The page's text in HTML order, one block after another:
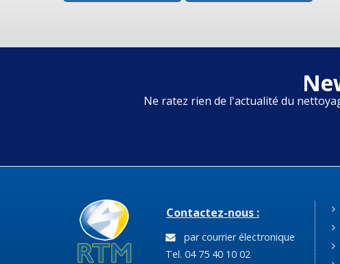
Ne ratez rien de l'actualité du
Contactez-nous :
par courrier électronique
Tel. 04 75 40 10 02